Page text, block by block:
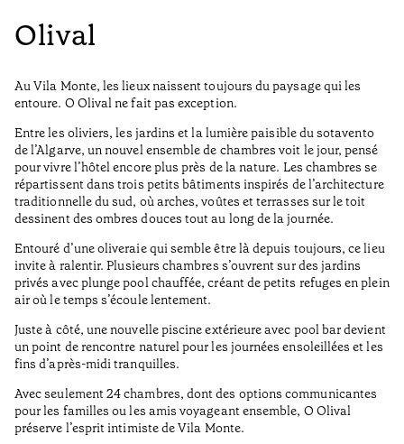
Olival
Au Vila Monte, les lieux naissent toujours du paysage qui les
entoure. O Olival ne fait pas exception.
Entre les oliviers, les jardins et la lumière paisible du sotavento
de l’Algarve, un nouvel ensemble de chambres voit le jour, pensé
pour vivre l’hôtel encore plus près de la nature. Les chambres se
répartissent dans trois petits bâtiments inspirés de l’architecture
traditionnelle du sud, où arches, voûtes et terrasses sur le toit
dessinent des ombres douces tout au long de la journée.
Entouré d’une oliveraie qui semble être là depuis toujours, ce lieu
invite à ralentir. Plusieurs chambres s’ouvrent sur des jardins
privés avec plunge pool chauffée, créant de petits refuges en plein
air où le temps s’écoule lentement.
Juste à côté, une nouvelle piscine extérieure avec pool bar devient
un point de rencontre naturel pour les journées ensoleillées et les
fins d’après-midi tranquilles.
Avec seulement 24 chambres, dont des options communicantes
pour les familles ou les amis voyageant ensemble, O Olival
préserve l’esprit intimiste de Vila Monte.